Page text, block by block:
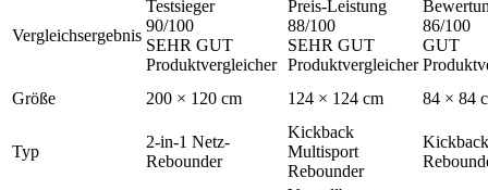
Vergleichsergebnis
Testsieger
90/100
SEHR GUT
Produktvergleicher
Preis-Leistung
88/100
SEHR GUT
Produktvergleicher
86/100
GUT
Größe
200 × 120 cm 124 × 124 cm 84 × 84
Typ
2-in-1 Netz-
Rebounder
Kickback
Multisport
Rebounder